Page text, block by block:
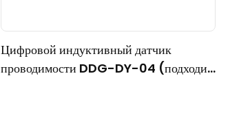
Цифровой индуктивный датчик
проводимости DDG-DY-04 (подходит